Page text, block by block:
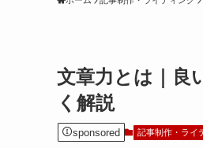
文章力とは｜良
く解説
sponsored 記事制作・ライ